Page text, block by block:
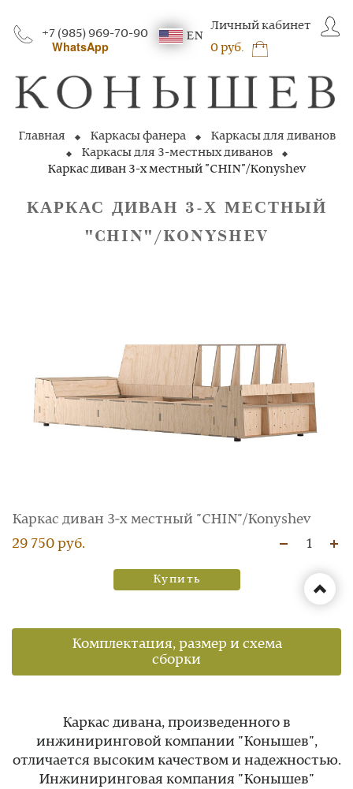
+7 (985) 969-70-90
WhatsApp
EN
Личный кабинет
0 руб.
Главная Каркасы фанера
Каркасы для диванов
Каркасы для 3-местных диванов
Каркас диван 3-х местный "CHIN"/Konyshev
КАРКАС ДИВАН 3‑Х МЕСТНЫЙ
"CHIN"/KONYSHEV
Каркас диван 3‑х местный "CHIN"/Konyshev
29 750 руб.
1
Купить
Комплектация, размер и схема
сборки
Каркас дивана, произведенного в
инжиниринговой компании "Конышев",
отличается высоким качеством и надежностью.
Инжиниринговая компания "Конышев"